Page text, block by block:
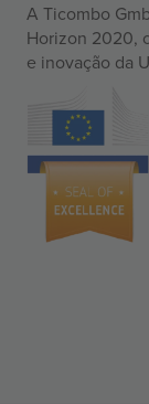
A Ticombo
Horizon 2020,
e inovação da